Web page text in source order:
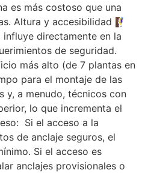
es más costoso que una
Altura y accesibilidad 🧗‍♀️
directamente en la
de seguridad.
más alto (de 7 plantas en
para el montaje de las
y, a menudo, técnicos con
lo que incrementa el
Si el acceso a la
de anclaje seguros, el
Si el acceso es
anclajes provisionales o